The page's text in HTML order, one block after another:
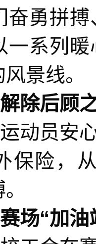
奋勇拼
一系列
景线。
除后顾
动员安
保险，
场“加油